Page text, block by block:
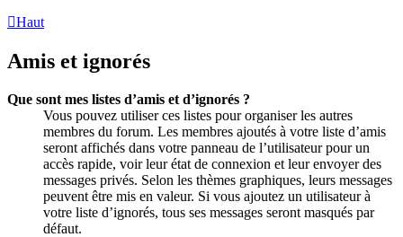
Haut
Amis et ignorés
Que sont mes listes d’amis et d’ignorés ?
Vous pouvez utiliser ces listes pour organiser les autres
membres du forum. Les membres ajoutés à votre liste d’amis
seront affichés dans votre panneau de l’utilisateur pour un
accès rapide, voir leur état de connexion et leur envoyer des
messages privés. Selon les thèmes graphiques, leurs messages
peuvent être mis en valeur. Si vous ajoutez un utilisateur à
votre liste d’ignorés, tous ses messages seront masqués par
défaut.